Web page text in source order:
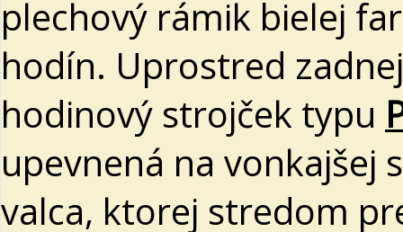
plechový rámik bielej
hodín. Uprostred
hodinový strojček typu
upevnená na vonkajšej
valca, ktorej stredom